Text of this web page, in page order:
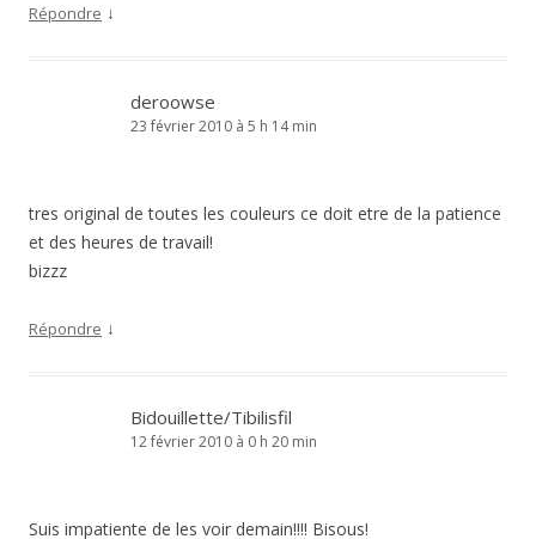
Répondre ↓
deroowse
23 février 2010 à 5 h 14 min
tres original de toutes les couleurs ce doit etre de la patience
et des heures de travail!
bizzz
Répondre ↓
Bidouillette/Tibilisfil
12 février 2010 à 0 h 20 min
Suis impatiente de les voir demain!!!! Bisous!